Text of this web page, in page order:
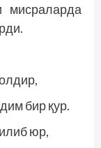
мисраларда
бир қур.
юр,